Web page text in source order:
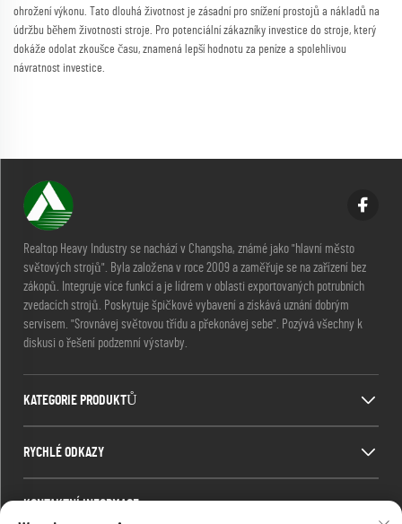
ohrožení výkonu. Tato dlouhá životnost je zásadní pro snížení prostojů a nákladů na
údržbu během životnosti stroje. Pro potenciální zákazníky investice do stroje, který
dokáže odolat zkoušce času, znamená lepší hodnotu za peníze a spolehlivou
návratnost investice.
Realtop Heavy Industry se nachází v Changsha, známé jako "hlavní město
světových strojů". Byla založena v roce 2009 a zaměřuje se na zařízení bez
zákopů. Integruje více funkcí a je lídrem v oblasti exportovaných potrubních
zvedacích strojů. Poskytuje špičkové vybavení a získává uznání dobrým
servisem. "Srovnávej světovou třídu a překonávej sebe". Pozývá všechny k
diskusi o řešení podzemní výstavby.
KATEGORIE PRODUKTŮ
RYCHLÉ ODKAZY
KONTAKTNÍ INFORMACE